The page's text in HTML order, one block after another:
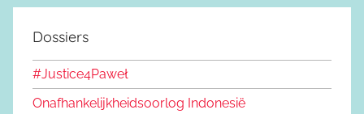
Dossiers
#Justice4Paweł
Onafhankelijkheidsoorlog Indonesië